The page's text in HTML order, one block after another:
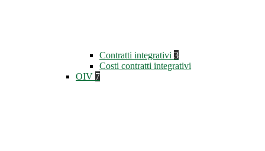
Contratti integrativi 3
Costi contratti integrativi
OIV 7